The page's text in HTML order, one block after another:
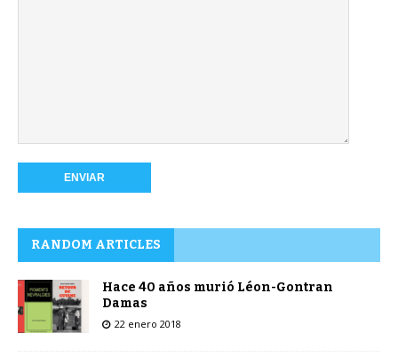
RANDOM ARTICLES
Hace 40 años murió Léon-Gontran
Damas
22 enero 2018